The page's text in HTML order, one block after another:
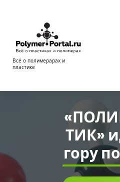
содержимому
Всё о полимерарах и
пластике
ТИК»
гору